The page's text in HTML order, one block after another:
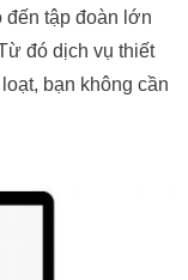
tập đoàn lớn
đó dịch vụ thiết
bạn không cần